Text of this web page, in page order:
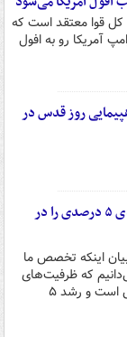
کل قوا معتقد است که
آمریکا رو به افول
روز قدس در
سرلشکر صفوی: رشد اقتصادی ۵ درصدی را در
اینکه تخصص ما
که ظرفیت‌های
اقتصادی ایران در حال افزایش است و رشد ۵